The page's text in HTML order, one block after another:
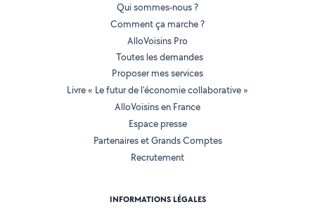
Qui sommes-nous ?
Comment ça marche ?
AlloVoisins Pro
Toutes les demandes
Proposer mes services
Livre « Le futur de l'économie collaborative »
AlloVoisins en France
Espace presse
Partenaires et Grands Comptes
Recrutement
INFORMATIONS LÉGALES